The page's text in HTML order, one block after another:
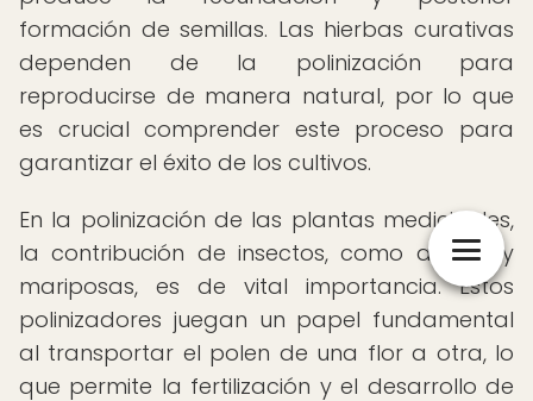
formación de semillas. Las hierbas curativas
dependen de la polinización para
reproducirse de manera natural, por lo que
es crucial comprender este proceso para
garantizar el éxito de los cultivos.
En la polinización de las plantas medicinales,
la contribución de insectos, como abejas y
mariposas, es de vital importancia. Estos
polinizadores juegan un papel fundamental
al transportar el polen de una flor a otra, lo
que permite la fertilización y el desarrollo de